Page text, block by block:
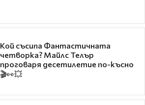
Кой съсипа Фантастичната
четворка? Майлс Телър
проговаря десетилетие по-късно
🎬👀💥